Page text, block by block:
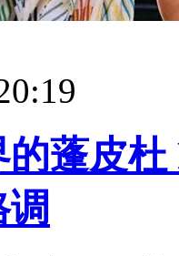
的蓬皮